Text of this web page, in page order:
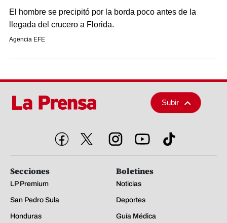
El hombre se precipitó por la borda poco antes de la
llegada del crucero a Florida.
Agencia EFE
Subir
Secciones
LP Premium
San Pedro Sula
Honduras
Boletines
Noticias
Deportes
Guía Médica